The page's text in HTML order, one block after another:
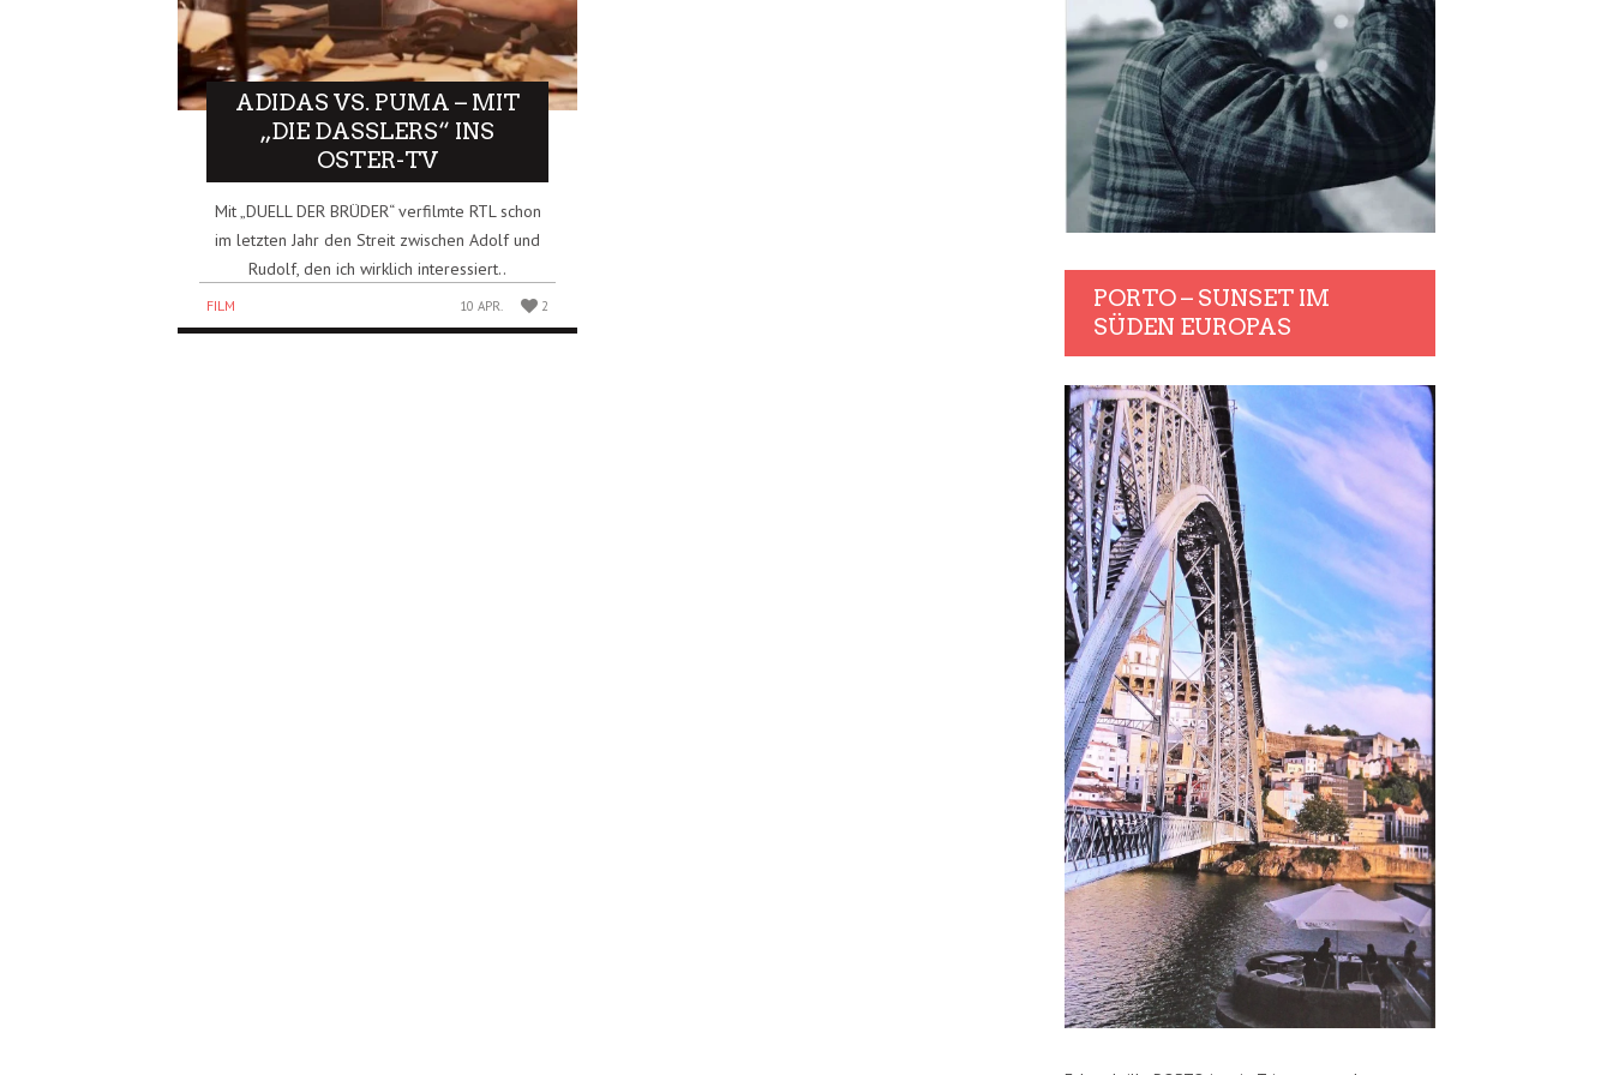
ADIDAS VS. PUMA – MIT
„DIE DASSLERS“ INS
OSTER-TV
Mit „DUELL DER BRÜDER“ verfilmte RTL schon
im letzten Jahr den Streit zwischen Adolf und
Rudolf, den ich wirklich interessiert..
FILM 10 APR. 2
PORTO – SUNSET IM
SÜDEN EUROPAS